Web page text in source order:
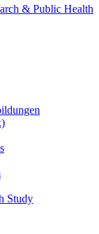
& Public Health
Study